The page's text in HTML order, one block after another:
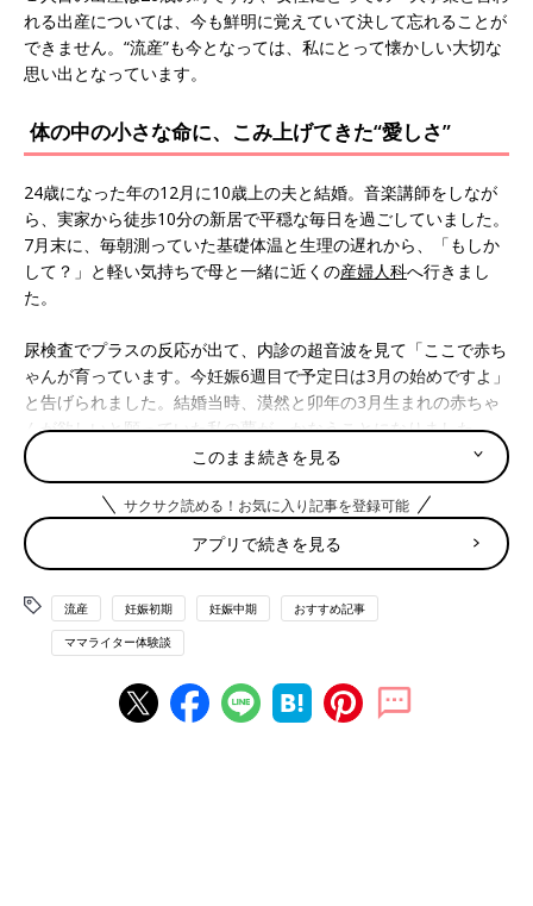
れる出産については、今も鮮明に覚えていて決して忘れることが
できません。“流産”も今となっては、私にとって懐かしい大切な
思い出となっています。
体の中の小さな命に、こみ上げてきた“愛しさ”
24歳になった年の12月に10歳上の夫と結婚。音楽講師をしなが
ら、実家から徒歩10分の新居で平穏な毎日を過ごしていました。
7月末に、毎朝測っていた基礎体温と生理の遅れから、「もしか
して？」と軽い気持ちで母と一緒に近くの産婦人科へ行きまし
た。
尿検査でプラスの反応が出て、内診の超音波を見て「ここで赤ち
ゃんが育っています。今妊娠6週目で予定日は3月の始めですよ」
と告げられました。結婚当時、漠然と卯年の3月生まれの赤ちゃ
んが欲しいと願っていた私の夢が、かなうことになりました。
「今が大切だから無理をしないように! 」と、生活の注意を受
けました。私１人＋小さな１人の体を大切に愛おしみながら、新
たな母としての小さな１歩を感じました。3月生まれの予定なの
で、「モモちゃん」とおなかの赤ちゃんに
て呼びかけてい
丈夫な私が“流産”なんて、信じられない気持ち…
妊娠によって、今までより世界が目まぐるしく感じました。「私
1人ではない、おなかに命が育っている！」と責任も感じまし
このまま続きを見る
サクサク読める！お気に入り記事を登録可能
アプリで続きを見る
流産 妊娠初期 妊娠中期 おすすめ記事
ママライター体験談